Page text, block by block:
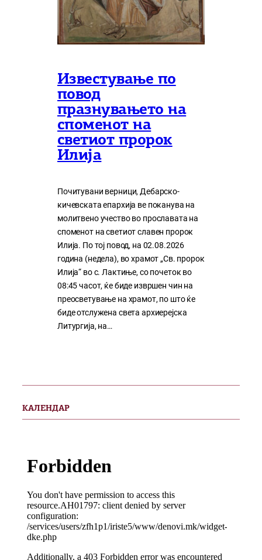
Известување по
повод
празнувањето на
споменот на
светиот пророк
Илија
Почитувани верници, Дебарско-
кичевската епархија ве поканува на
молитвено учество во прославата на
споменот на светиот славен пророк
Илија. По тој повод, на 02.08.2026
година (недела), во храмот „Св. пророк
Илија“ во с. Лактиње, со почеток во
08:45 часот, ќе биде извршен чин на
преосветување на храмот, по што ќе
биде отслужена света архиерејска
Литургија, на…
КАЛЕНДАР